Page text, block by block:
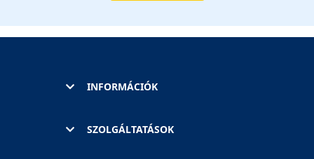
INFORMÁCIÓK
SZOLGÁLTATÁSOK